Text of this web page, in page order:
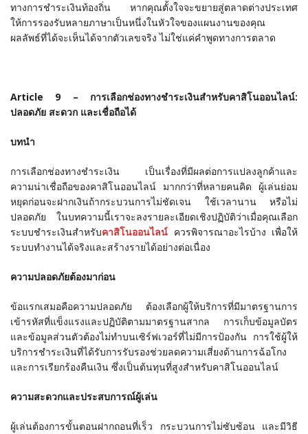
ทางการชำระเงินท้องถิ่น หากคุณตั้งใจจะขยายสู่ตลาดต่างประเทศ
ให้การรองรับหลายภาษาเป็นหนึ่งในหัวใจของแผนงานของคุณ
ผลลัพธ์ที่ได้จะเห็นได้จากตัวเลขจริง ไม่ใช่แค่คำพูดทางการตลาด
Article 9 – การเลือกช่องทางชำระเงินสำหรับคาสิโนออนไลน์:
ปลอดภัย สะดวก และเชื่อถือได้
บทนำ
การเลือกช่องทางชำระเงิน เป็นเรื่องที่มีผลต่อการแปลงลูกค้าและ
ความน่าเชื่อถือของคาสิโนออนไลน์ มากกว่าที่หลายคนคิด ผู้เล่นย่อม
หยุดก่อนจะฝากเงินถ้ากระบวนการไม่ชัดเจน ใช้เวลานาน หรือไม่
ปลอดภัย ในบทความนี้เราจะลงรายละเอียดเชิงปฏิบัติว่าเมื่อคุณเลือก
ระบบชำระเงินสำหรับคาสิโนออนไลน์ ควรพิจารณาอะไรบ้าง เพื่อให้
ระบบทำงานได้จริงและสร้างรายได้อย่างต่อเนื่อง
ความปลอดภัยต้องมาก่อน
ข้อแรกเสมอคือความปลอดภัย ต้องเลือกผู้ให้บริการที่มีมาตรฐานการ
เข้ารหัสที่แข็งแรงและปฏิบัติตามมาตรฐานสากล การเก็บข้อมูลบัตร
และข้อมูลส่วนตัวต้องไม่ทำบนเซิร์ฟเวอร์ที่ไม่มีการป้องกัน การใช้ผู้ให้
บริการชำระเงินที่ได้รับการรับรองช่วยลดความเสี่ยงด้านการฉ้อโกง
และการเรียกร้องคืนเงิน ซึ่งเป็นต้นทุนที่สูงสำหรับคาสิโนออนไลน์
ความสะดวกและประสบการณ์ผู้เล่น
ผู้เล่นต้องการขั้นตอนฝากถอนที่เร็ว กระบวนการไม่ซับซ้อน และมีวิธี